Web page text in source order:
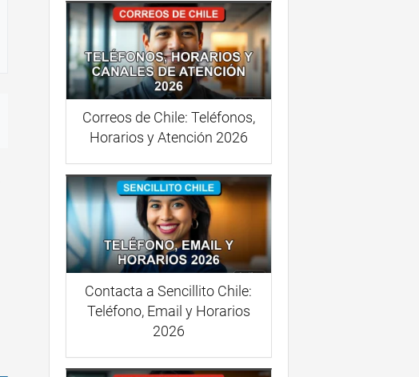
Correos de Chile: Teléfonos,
Horarios y Atención 2026
Contacta a Sencillito Chile:
Teléfono, Email y Horarios
2026